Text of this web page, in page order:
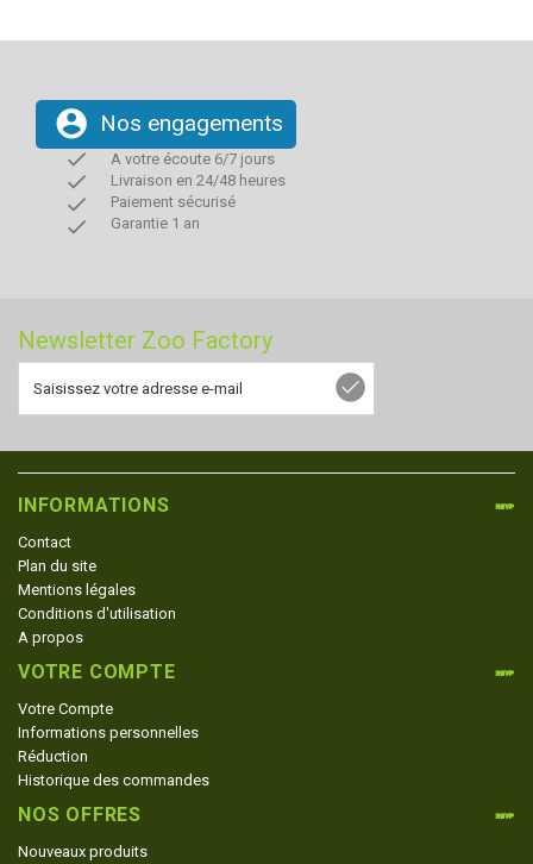
account_circle Nos engagements
done A votre écoute 6/7 jours
done Livraison en 24/48 heures
done Paiement sécurisé
done Garantie 1 an
Newsletter Zoo Factory
INFORMATIONS
Contact
Plan du site
Mentions légales
Conditions d'utilisation
A propos
VOTRE COMPTE
Votre Compte
Informations personnelles
Réduction
Historique des commandes
NOS OFFRES
Nouveaux produits